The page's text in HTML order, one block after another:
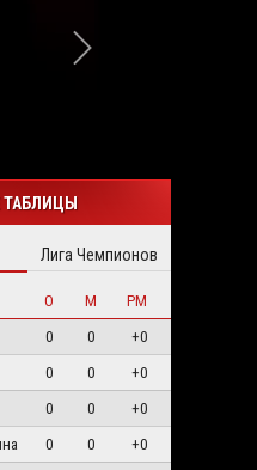
ТАБЛИЦЫ
Лига Чемпионов
О М
РМ
0 0
+0
0 0
+0
0 0
+0
0 0
+0